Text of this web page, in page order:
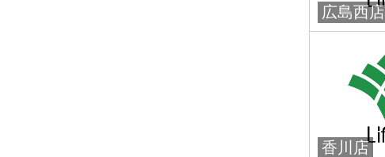
広島西店
香川店